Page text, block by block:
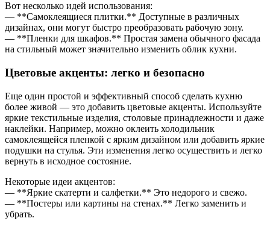
Вот несколько идей использования:
— **Самоклеящиеся плитки.** Доступные в различных
дизайнах, они могут быстро преобразовать рабочую зону.
— **Пленки для шкафов.** Простая замена обычного фасада
на стильный может значительно изменить облик кухни.
Цветовые акценты: легко и безопасно
Еще один простой и эффективный способ сделать кухню
более живой — это добавить цветовые акценты. Используйте
яркие текстильные изделия, столовые принадлежности и даже
наклейки. Например, можно оклеить холодильник
самоклеящейся пленкой с ярким дизайном или добавить яркие
подушки на стулья. Эти изменения легко осуществить и легко
вернуть в исходное состояние.
Некоторые идеи акцентов:
— **Яркие скатерти и салфетки.** Это недорого и свежо.
— **Постеры или картины на стенах.** Легко заменить и
убрать.